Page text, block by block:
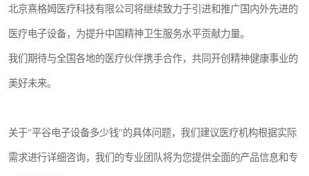
北京熹格姆医疗科技有限公司将继续致力于引进和推广国内外先进的
医疗电子设备，为提升中国精神卫生服务水平贡献力量。
我们期待与全国各地的医疗伙伴携手合作，共同开创精神健康事业的
美好未来。
关于"平谷电子设备多少钱"的具体问题，我们建议医疗机构根据实际
需求进行详细咨询，我们的专业团队将为您提供全面的产品信息和专